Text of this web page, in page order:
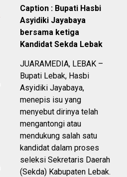
Caption : Bupati Hasbi
Asyidiki Jayabaya
bersama ketiga
Kandidat Sekda Lebak
JUARAMEDIA, LEBAK –
Bupati Lebak, Hasbi
Asyidiki Jayabaya,
menepis isu yang
menyebut dirinya telah
mengantongi atau
mendukung salah satu
kandidat dalam proses
seleksi Sekretaris Daerah
(Sekda) Kabupaten Lebak.